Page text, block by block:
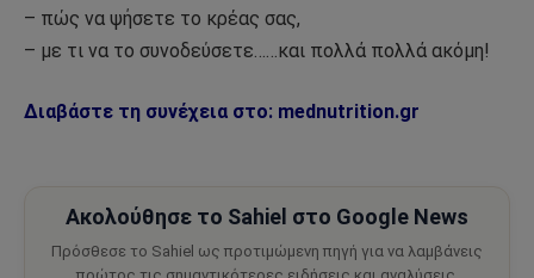
– πώς να ψήσετε το κρέας σας,
– με τι να το συνοδεύσετε……και πολλά πολλά ακόμη!
Διαβάστε τη συνέχεια στο: mednutrition.gr
Ακολούθησε το Sahiel στο Google News
Πρόσθεσε το Sahiel ως προτιμώμενη πηγή για να λαμβάνεις